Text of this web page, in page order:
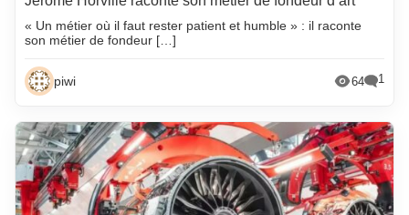
« Un métier où il faut rester patient et humble » : il raconte
son métier de fondeur […]
piwi 64 1